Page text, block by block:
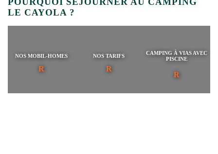
LE CAYOLA ?
NOS MOBIL-HOMES NOS TARIFS
CAMPING À VIAS AVEC
PISCINE